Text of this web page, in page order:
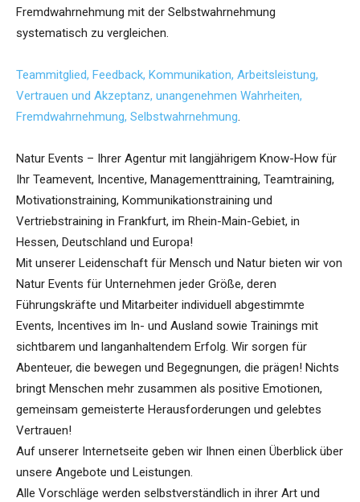
Fremdwahrnehmung mit der Selbstwahrnehmung
systematisch zu vergleichen.
Teammitglied, Feedback, Kommunikation, Arbeitsleistung,
Vertrauen und Akzeptanz, unangenehmen Wahrheiten,
Fremdwahrnehmung, Selbstwahrnehmung.
Natur Events – Ihrer Agentur mit langjährigem Know-How für
Ihr Teamevent, Incentive, Managementtraining, Teamtraining,
Motivationstraining, Kommunikationstraining und
Vertriebstraining in Frankfurt, im Rhein-Main-Gebiet, in
Hessen, Deutschland und Europa!
Mit unserer Leidenschaft für Mensch und Natur bieten wir von
Natur Events für Unternehmen jeder Größe, deren
Führungskräfte und Mitarbeiter individuell abgestimmte
Events, Incentives im In- und Ausland sowie Trainings mit
sichtbarem und langanhaltendem Erfolg. Wir sorgen für
Abenteuer, die bewegen und Begegnungen, die prägen! Nichts
bringt Menschen mehr zusammen als positive Emotionen,
gemeinsam gemeisterte Herausforderungen und gelebtes
Vertrauen!
Auf unserer Internetseite geben wir Ihnen einen Überblick über
unsere Angebote und Leistungen.
Alle Vorschläge werden selbstverständlich in ihrer Art und